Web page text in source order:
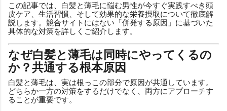
この記事では、白髪と薄毛に悩む男性が今すぐ実践すべき頭
皮ケア、生活習慣、そして効果的な栄養摂取について徹底解
説します。競合サイトにはない「併発する原因」に基づいた
具体的な対策を詳しくご紹介します。
なぜ白髪と薄毛は同時にやってくるの
か？共通する根本原因
白髪と薄毛は、実は根っこの部分で原因が共通しています。
どちらか一方の対策をするだけでなく、両方にアプローチす
ることが重要です。